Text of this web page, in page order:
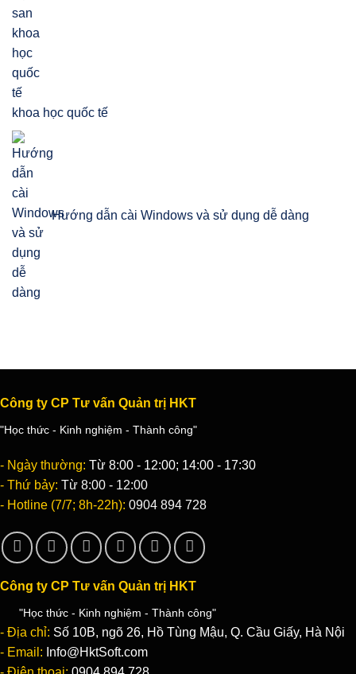
khoa học quốc tế
Hướng dẫn cài Windows và sử dụng dễ dàng
Công ty CP Tư vấn Quản trị HKT
"Học thức - Kinh nghiệm - Thành công"
- Ngày thường: Từ 8:00 - 12:00; 14:00 - 17:30
- Thứ bảy: Từ 8:00 - 12:00
- Hotline (7/7; 8h-22h): 0904 894 728
Công ty CP Tư vấn Quản trị HKT
"Học thức - Kinh nghiệm - Thành công"
- Địa chỉ: Số 10B, ngõ 26, Hồ Tùng Mậu, Q. Cầu Giấy, Hà Nội
- Email: Info@HktSoft.com